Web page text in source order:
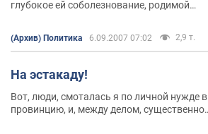
глубокое ей соболезнование, родимой…
(Архив) Политика 6.09.2007 07:02 2,9 т.
На эстакаду!
Вот, люди, смоталась я по личной нужде в
провинцию, и, между делом, существенно